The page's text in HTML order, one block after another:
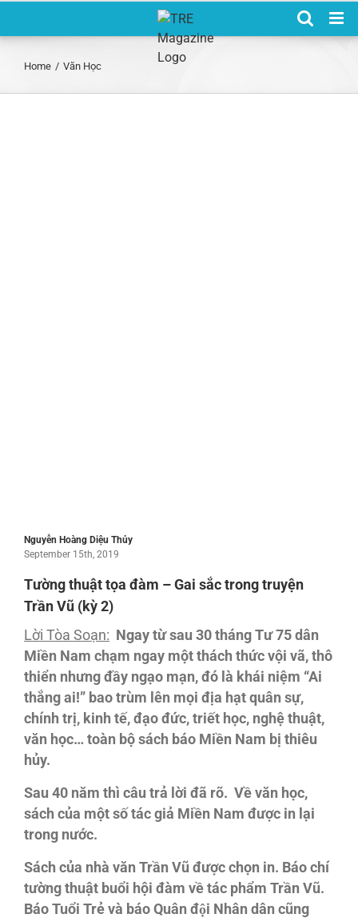
Home / Văn Học
Nguyễn Hoàng Diệu Thủy
September 15th, 2019
Tường thuật tọa đàm – Gai sắc trong truyện
Trần Vũ (kỳ 2)
Lời Tòa Soạn: Ngay từ sau 30 tháng Tư 75 dân
Miền Nam chạm ngay một thách thức vội vã, thô
thiển nhưng đầy ngạo mạn, đó là khái niệm “Ai
thắng ai!” bao trùm lên mọi địa hạt quân sự,
chính trị, kinh tế, đạo đức, triết học, nghệ thuật,
văn học… toàn bộ sách báo Miền Nam bị thiêu
hủy.
Sau 40 năm thì câu trả lời đã rõ. Về văn học,
sách của một số tác giả Miền Nam được in lại
trong nước.
Sách của nhà văn Trần Vũ được chọn in. Báo chí
tường thuật buổi hội đàm về tác phẩm Trần Vũ.
Báo Tuổi Trẻ và báo Quân đội Nhân dân cũng